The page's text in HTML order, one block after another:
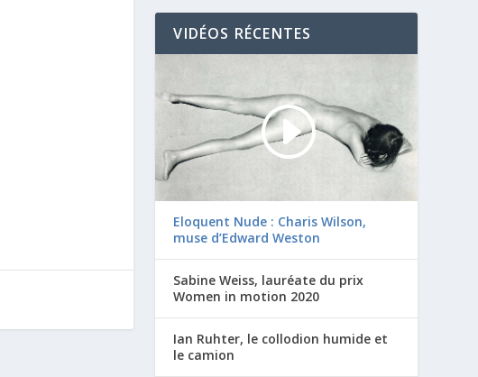
VIDÉOS RÉCENTES
Eloquent Nude : Charis Wilson,
muse d’Edward Weston
Sabine Weiss, lauréate du prix
Women in motion 2020
Ian Ruhter, le collodion humide et
le camion